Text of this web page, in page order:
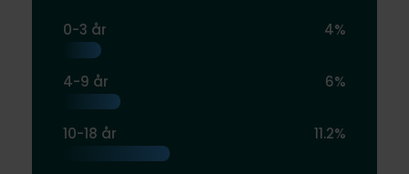
0-3 år 4%
4-9 år 6%
10-18 år 11.2%